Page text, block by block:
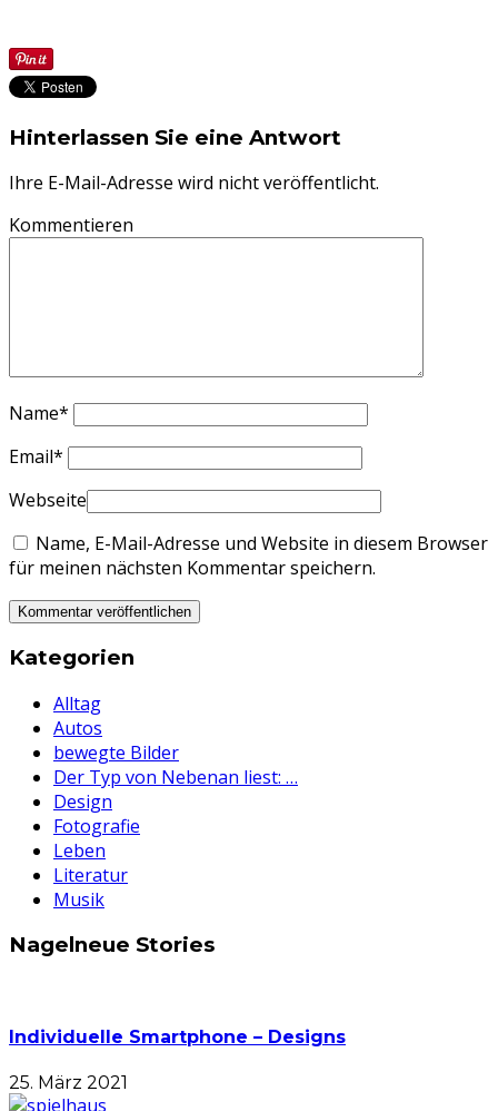
Hinterlassen Sie eine Antwort
Ihre E-Mail-Adresse wird nicht veröffentlicht.
Kommentieren
Name*
Email*
Webseite
Name, E-Mail-Adresse und Website in diesem Browser
für meinen nächsten Kommentar speichern.
Kategorien
Alltag
Autos
bewegte Bilder
Der Typ von Nebenan liest: …
Design
Fotografie
Leben
Literatur
Musik
Nagelneue Stories
Individuelle Smartphone – Designs
25. März 2021